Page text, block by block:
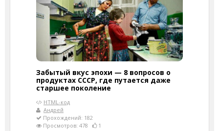
Забытый вкус эпохи — 8 вопросов о
продуктах СССР, где путается даже
старшее поколение
HTML-код
Андрей
Прохождений: 182
Просмотров: 478
1